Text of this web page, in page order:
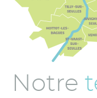
Notre